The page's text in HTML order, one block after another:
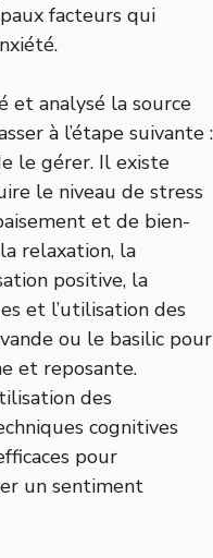
facteurs qui
et analysé la source
à l’étape suivante :
le gérer. Il existe
le niveau de stress
et de bien-
relaxation, la
positive, la
et l’utilisation des
ou le basilic pour
et reposante.
des
cognitives
pour
un sentiment